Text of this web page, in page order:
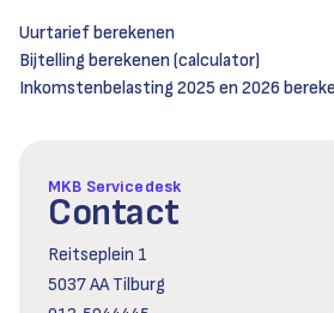
Uurtarief berekenen
Bijtelling berekenen (calculator)
Inkomstenbelasting 2025 en 2026
MKB Servicedesk
Contact
Reitseplein 1
5037 AA Tilburg